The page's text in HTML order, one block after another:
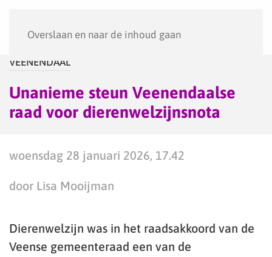
Overslaan en naar de inhoud gaan
VEENENDAAL
Unanieme steun Veenendaalse
raad voor dierenwelzijnsnota
woensdag 28 januari 2026, 17.42
door Lisa Mooijman
Dierenwelzijn was in het raadsakkoord van de
Veense gemeenteraad een van de